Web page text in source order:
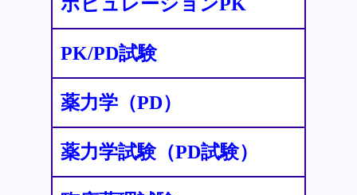
PK/PD試験
薬力学（PD）
薬力学試験（PD試験）